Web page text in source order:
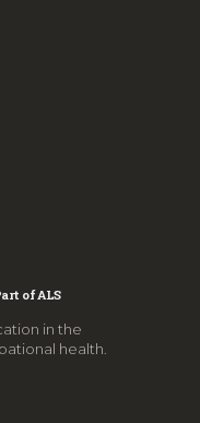
of ALS
in the
health.